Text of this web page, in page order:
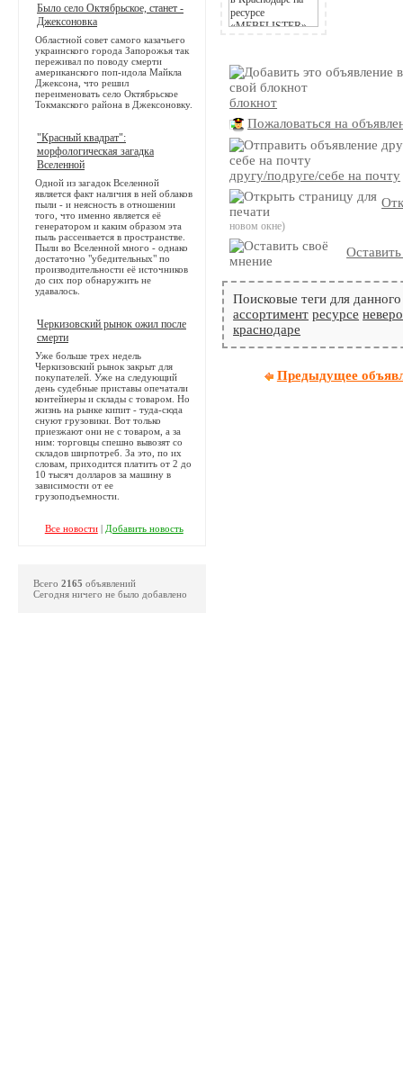
блокнот
Пожаловаться на
другу/подруге/себе на почту
новом окне)
Поисковые теги для
ассортимент ресурсе
краснодаре
Предыдущее
Было село Октябрьское, станет -
Джексоновка
Областной совет самого казачьего
украинского города Запорожья так
переживал по поводу смерти
американского поп-идола Майкла
Джексона, что решил
переименовать село Октябрьское
Токмакского района в Джексоновку.
"Красный квадрат":
морфологическая загадка
Вселенной
Одной из загадок Вселенной
является факт наличия в ней облаков
пыли - и неясность в отношении
того, что именно является её
генератором и каким образом эта
пыль рассеивается в пространстве.
Пыли во Вселенной много - однако
достаточно "убедительных" по
производительности её источников
до сих пор обнаружить не
удавалось.
Черкизовский рынок ожил после
смерти
Уже больше трех недель
Черкизовский рынок закрыт для
покупателей. Уже на следующий
день судебные приставы опечатали
контейнеры и склады с товаром. Но
жизнь на рынке кипит - туда-сюда
снуют грузовики. Вот только
приезжают они не с товаром, а за
ним: торговцы спешно вывозят со
складов ширпотреб. За это, по их
словам, приходится платить от 2 до
10 тысяч долларов за машину в
зависимости от ее
грузоподъемности.
Все новости| Добавить новость
Всего 2165 объявлений
Сегодня ничего не было добавлено